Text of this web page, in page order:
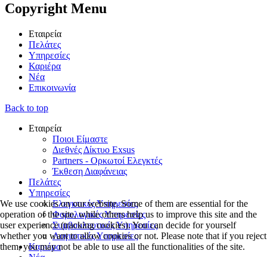
Copyright Menu
Εταιρεία
Πελάτες
Υπηρεσίες
Καριέρα
Νέα
Επικοινωνία
Back to top
Εταιρεία
Ποιοι Είμαστε
Διεθνές Δίκτυο Exsus
Partners - Ορκωτοί Ελεγκτές
Έκθεση Διαφάνειας
Πελάτες
Υπηρεσίες
Ελεγκτικές Υπηρεσίες
Φορολογικές Υπηρεσίες
Συμβουλευτικές Υπηρεσίες
Λογιστικές Υπηρεσίες
Καριέρα
We use cookies on our website. Some of them are essential for the
operation of the site, while others help us to improve this site and the
user experience (tracking cookies). You can decide for yourself
whether you want to allow cookies or not. Please note that if you reject
them, you may not be able to use all the functionalities of the site.